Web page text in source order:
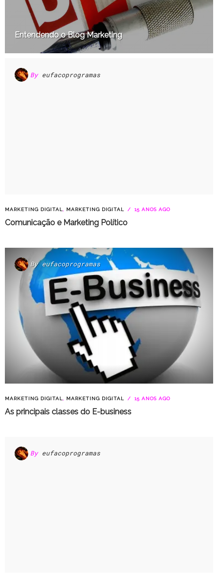
Entendendo o Blog Marketing
By eufacoprogramas
MARKETING DIGITAL , MARKETING DIGITAL 15 ANOS AGO
Comunicação e Marketing Político
Byeufacoprogramas
MARKETING DIGITAL , MARKETING DIGITAL 15 ANOS AGO
As principais classes do E-business
By eufacoprogramas